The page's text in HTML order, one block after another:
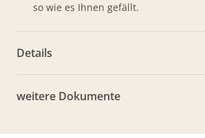
so wie es Ihnen gefällt.
Details
weitere Dokumente